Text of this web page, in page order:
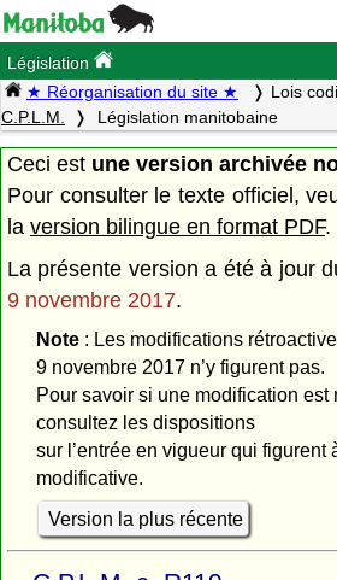
Législation
★ Réorganisation du site ★ Lois
C.P.L.M.
Législation manitobaine
Ceci est une version archivée
Pour consulter le texte officiel,
la version bilingue en format PDF.
La présente version a été à jour
9 novembre 2017.
Note: Les modifications
9 novembre 2017 n’y figurent pas.
Pour savoir si une modification est
consultez les dispositions
sur l’entrée en vigueur qui figurent
modificative.
Version la plus récente